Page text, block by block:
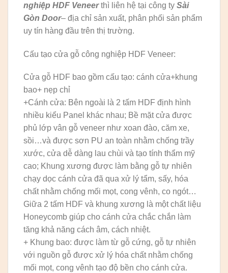
nghiệp HDF Veneerthì liên hệ tại công ty Sài
Gòn Door– địa chỉ sản xuất, phân phối sản phẩm
uy tín hàng đầu trên thị trường.
Cấu tạo cửa gỗ công nghiệp HDF Veneer:
Cửa gỗ HDF bao gồm cấu tạo: cánh cửa+khung
bao+ nẹp chỉ
+Cánh cửa: Bên ngoài là 2 tấm HDF định hình
nhiều kiểu Panel khác nhau; Bề mặt cửa được
phủ lớp vân gỗ veneer như xoan đào, căm xe,
sồi…và được sơn PU an toàn nhằm chống trầy
xước, cửa dễ dàng lau chùi và tạo tính thẩm mỹ
cao; Khung xương được làm bằng gỗ tự nhiên
chạy dọc cánh cửa đã qua xử lý tẩm, sấy, hóa
chất nhằm chống mối mọt, cong vênh, co ngót…
Giữa 2 tấm HDF và khung xương là một chất liệu
Honeycomb giúp cho cánh cửa chắc chắn làm
tăng khả năng cách âm, cách nhiệt.
+ Khung bao: được làm từ gỗ cứng, gỗ tự nhiên
với nguồn gỗ được xử lý hóa chất nhằm chống
mối mọt, cong vênh tạo độ bền cho cánh cửa.